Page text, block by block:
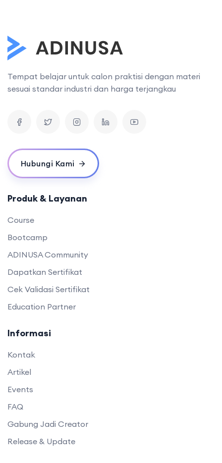
Tempat belajar untuk calon praktisi dengan materi
sesuai standar industri dan harga terjangkau
Hubungi Kami
Produk & Layanan
Course
Bootcamp
ADINUSA Community
Dapatkan Sertifikat
Cek Validasi Sertifikat
Education Partner
Informasi
Kontak
Artikel
Events
FAQ
Gabung Jadi Creator
Release & Update